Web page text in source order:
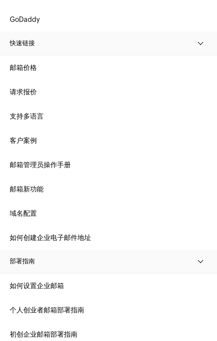
GoDaddy
快速链接
邮箱价格
请求报价
支持多语言
客户案例
邮箱管理员操作手册
邮箱新功能
域名配置
如何创建企业电子邮件地址
部署指南
如何设置企业邮箱
个人创业者邮箱部署指南
初创企业邮箱部署指南